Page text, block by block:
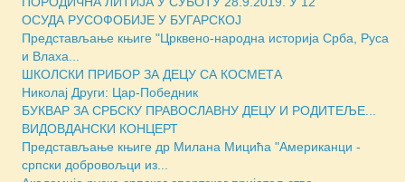
ОСУДА РУСОФОБИЈЕ У БУГАРСКОЈ
Представљање књиге "Црквено-народна историја Срба, Руса
и Влаха...
ШКОЛСКИ ПРИБОР ЗА ДЕЦУ СА КОСМЕТА
Николај Други: Цар-Победник
БУКВАР ЗА СРБСКУ ПРАВОСЛАВНУ ДЕЦУ И РОДИТЕЉЕ...
ВИДОВДАНСКИ КОНЦЕРТ
Представљање књиге др Милана Мицића "Американци -
српски добровољци из...